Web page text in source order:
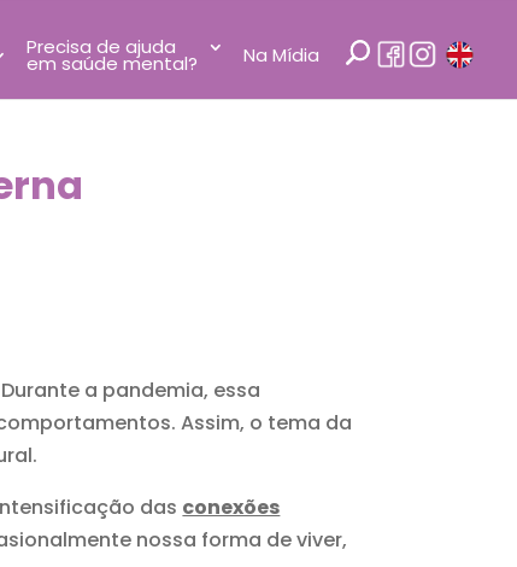
Precisa de ajuda
em saúde mental? Na Mídia
a pandemia, essa
Assim, o tema da
das conexões
nossa forma de viver,